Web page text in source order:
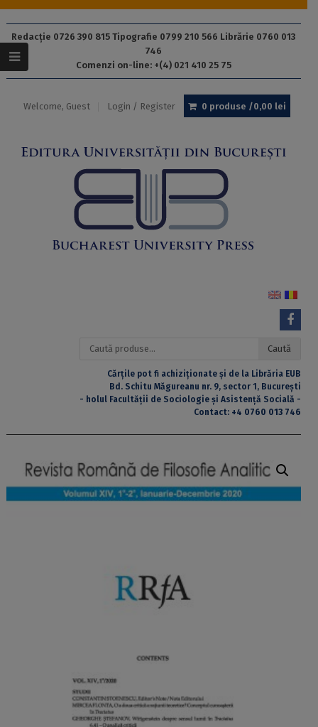
Redacție 0726 390 815 Tipografie 0799 210 566 Librărie 0760 013
746
Comenzi on-line: +(4) 021 410 25 75
Welcome, Guest Login / Register 0 produse /0,00 lei
Caută
Caută
Cărțile pot fi achiziționate și de la Librăria EUB
Bd. Schitu Măgureanu nr. 9, sector 1, București
- holul Facultății de Sociologie și Asistență Socială -
Contact: +4 0760 013 746